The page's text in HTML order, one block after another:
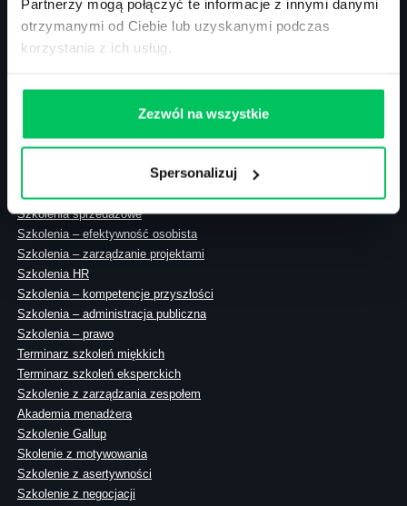
Partnerzy mogą połączyć te informacje z innymi danymi
otrzymanymi od Ciebie lub uzyskanymi podczas
korzystania z ich usług.
Zezwól na wszystkie
Spersonalizuj
00-394 Warszawa
Szkolenia menedżerskie
Szkolenia sprzedażowe
Szkolenia – efektywność osobista
Szkolenia – zarządzanie projektami
Szkolenia HR
Szkolenia – kompetencje przyszłości
Szkolenia – administracja publiczna
Szkolenia – prawo
Terminarz szkoleń miękkich
Terminarz szkoleń eksperckich
Szkolenie z zarządzania zespołem
Akademia menadżera
Szkolenie Gallup
Skolenie z motywowania
Szkolenie z asertywności
Szkolenie z negocjacji